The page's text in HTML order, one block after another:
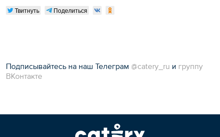
Твитнуть Поделиться
Подписывайтесь на наш Телеграм @catery_ru и группу
ВКонтакте